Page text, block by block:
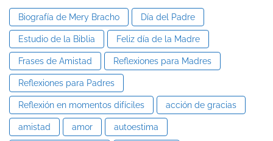
Biografía de Mery Bracho Día del Padre
Estudio de la Biblia Feliz día de la Madre
Frases de Amistad Reflexiones para Madres
Reflexiones para Padres
Reflexión en momentos difíciles acción de gracias
amistad amor autoestima